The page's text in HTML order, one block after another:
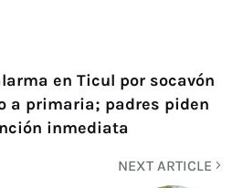
en Ticul por socavón
a primaria; padres piden
inmediata
NEXT ARTICLE